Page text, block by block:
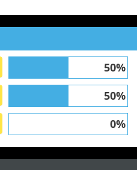
50%
50%
0%